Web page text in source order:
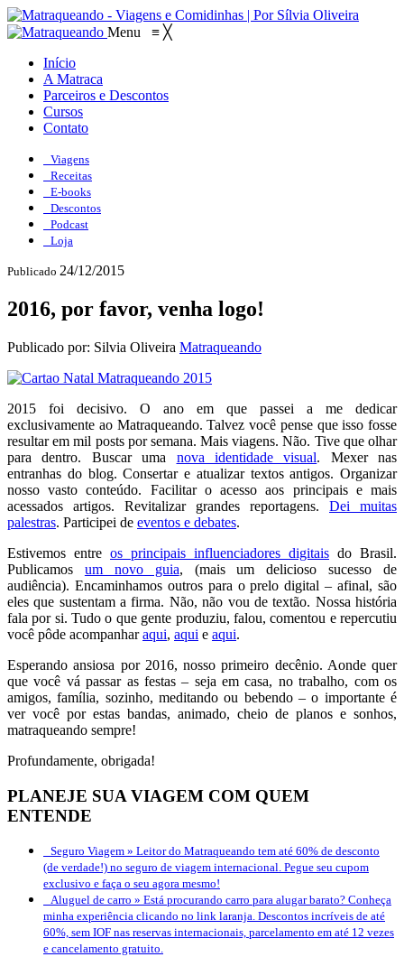
Menu ≡ ╳
Início
A Matraca
Parceiros e Descontos
Cursos
Contato
Viagens
Receitas
E-books
Descontos
Podcast
Loja
Publicado 24/12/2015
2016, por favor, venha logo!
Publicado por: Silvia Oliveira Matraqueando
2015 foi decisivo. O ano em que passei a me dedicar
exclusivamente ao Matraqueando. Talvez você pense que isso fosse
resultar em mil posts por semana. Mais viagens. Não. Tive que olhar
para dentro. Buscar uma nova identidade visual. Mexer nas
entranhas do blog. Consertar e atualizar textos antigos. Organizar
nosso vasto conteúdo. Facilitar o acesso aos principais e mais
acessados artigos. Revitalizar grandes reportagens. Dei muitas
palestras. Participei de eventos e debates.
Estivemos entre os principais influenciadores digitais do Brasil.
Publicamos um novo guia, (mais um delicioso sucesso de
audiência). Encaminhamos outros para o prelo digital – afinal, são
eles que sustentam a firma. Não, não vou de textão. Nossa história
fala por si. Tudo o que gente produziu, falou, comentou e repercutiu
você pôde acompanharaqui, aqui e aqui.
Esperando ansiosa por 2016, nosso primeiro decênio. Aonde quer
que você vá passar as festas – seja em casa, no trabalho, com os
amigos, família, sozinho, meditando ou bebendo – o importante é
ver você por estas bandas, animado, cheio de planos e sonhos,
matraqueando sempre!
Profundamente, obrigada!
PLANEJE SUA VIAGEM COM QUEM
ENTENDE
Seguro Viagem » Leitor do Matraqueando tem até 60% de desconto
(de verdade!) no seguro de viagem internacional. Pegue seu cupom
exclusivo e faça o seu agora mesmo!
Aluguel de carro » Está procurando carro para alugar barato? Conheça
minha experiência clicando no link laranja. Descontos incríveis de até
60%, sem IOF nas reservas internacionais, parcelamento em até 12 vezes
e cancelamento gratuito.